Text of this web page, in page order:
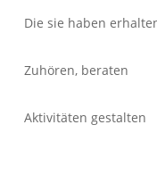
Die sie haben
Zuhören, beraten
Aktivitäten gestalten